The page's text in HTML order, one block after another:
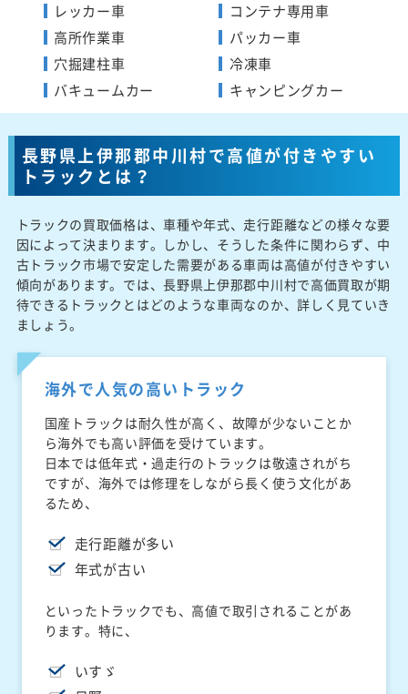
レッカー車
高所作業車
穴掘建柱車
バキュームカー
コンテナ専用車
パッカー車
冷凍車
キャンピングカー
長野県上伊那郡中川村で高値が付きやすい
トラックとは？
トラックの買取価格は、車種や年式、走行距離などの様々な要
因によって決まります。しかし、そうした条件に関わらず、中
古トラック市場で安定した需要がある車両は高値が付きやすい
傾向があります。では、長野県上伊那郡中川村で高価買取が期
待できるトラックとはどのような車両なのか、詳しく見ていき
ましょう。
海外で人気の高いトラック
国産トラックは耐久性が高く、故障が少ないことか
ら海外でも高い評価を受けています。
日本では低年式・過走行のトラックは敬遠されがち
ですが、海外では修理をしながら長く使う文化があ
るため、
走行距離が多い
年式が古い
といったトラックでも、高値で取引されることがあ
ります。特に、
いすゞ